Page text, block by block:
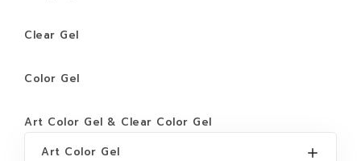
Clear Gel
Color Gel
Art Color Gel & Clear Color Gel
Art Color Gel